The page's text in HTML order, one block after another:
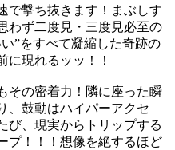
で撃ち抜きます！まぶしす
わず二度見・三度見必至の
”をすべて凝縮した奇跡の
に現れるッッ！！
その密着力！隣に座った瞬
、鼓動はハイパーアクセ
び、現実からトリップする
プ！！！想像を絶するほど